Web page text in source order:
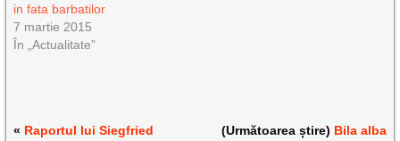
in fata barbatilor
7 martie 2015
În „Actualitate”
« Raportul lui Siegfried
(Următoarea știre) Bila alba